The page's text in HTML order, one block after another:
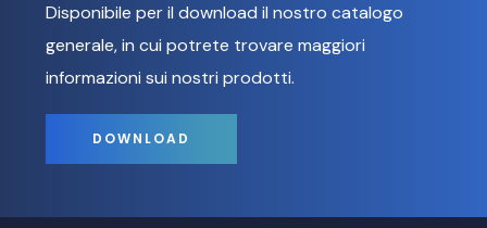
Disponibile per il download il nostro catalogo
generale, in cui potrete trovare maggiori
informazioni sui nostri prodotti.
DOWNLOAD